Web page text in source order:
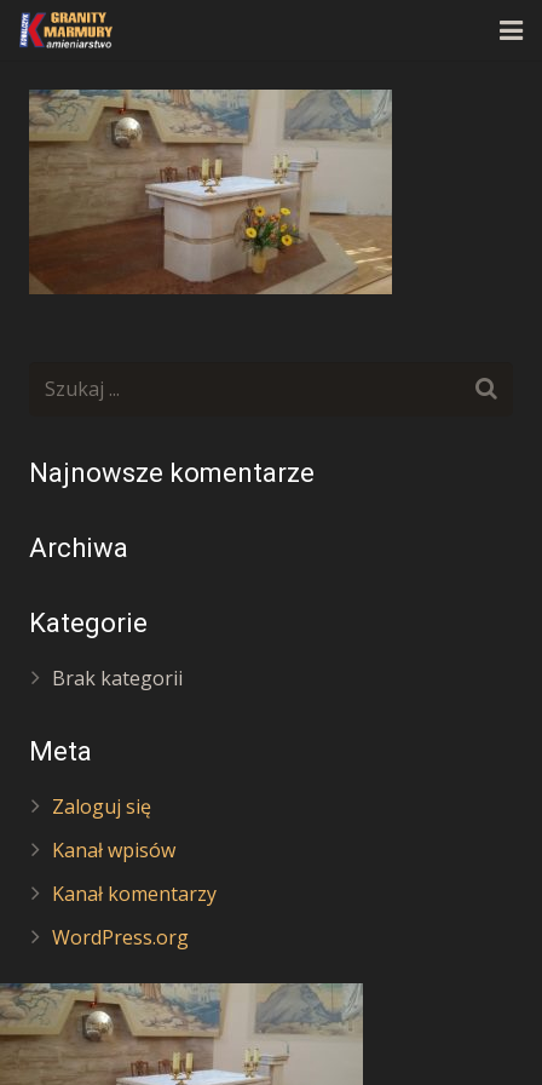
Strona główna
O firmie
Najnowsze komentarze
Archiwa
Kategorie
Brak kategorii
Meta
Zaloguj się
Kanał wpisów
Kanał komentarzy
WordPress.org